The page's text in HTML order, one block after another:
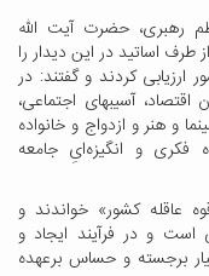
رهبری،حضرت آیت الله
اساتید در این دیدار را
کردند و گفتند: در
آسیبهای اجتماعی،
و هنر و ازدواج و خانواده
فکری و انگیزه‌ایِ جامعه
عاقله کشور» خواندند و
است و در فرآیند ایجاد و
برجسته و حساس برعهده